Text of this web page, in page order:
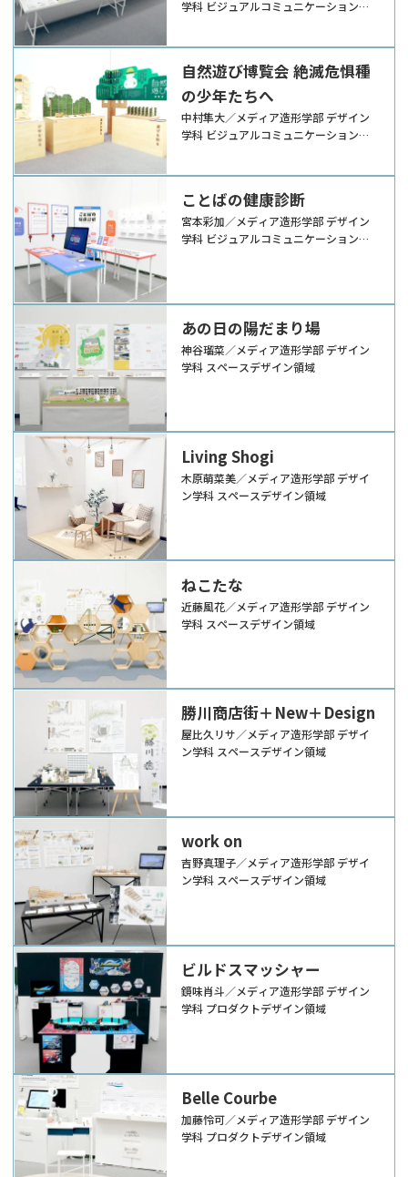
学科 ビジュアルコミュニケーションデ
自然遊び博覧会 絶滅危惧種
の少年たちへ
中村隼大／メディア造形学部 デザイン
学科 ビジュアルコミュニケーションデ
ことばの健康診断
宮本彩加／メディア造形学部 デザイン
学科 ビジュアルコミュニケーションデ
あの日の陽だまり場
神谷瑠菜／メディア造形学部 デザイン
学科 スペースデザイン領域
Living Shogi
木原萌菜美／メディア造形学部 デザイ
ン学科 スペースデザイン領域
ねこたな
近藤風花／メディア造形学部 デザイン
学科 スペースデザイン領域
勝川商店街＋New＋Design
屋比久リサ／メディア造形学部 デザイ
ン学科 スペースデザイン領域
work on
吉野真理子／メディア造形学部 デザイ
ン学科 スペースデザイン領域
ビルドスマッシャー
鏡味肖斗／メディア造形学部 デザイン
学科 プロダクトデザイン領域
Belle Courbe
加藤怜可／メディア造形学部 デザイン
学科 プロダクトデザイン領域